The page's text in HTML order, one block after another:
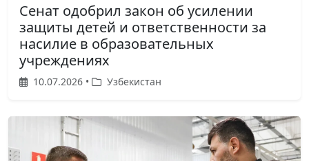
Сенат одобрил закон об усилении
защиты детей и ответственности за
насилие в образовательных
учреждениях
10.07.2026 • Узбекистан